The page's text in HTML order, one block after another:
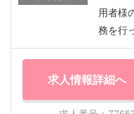
用者様
務を行
求人情報詳細へ